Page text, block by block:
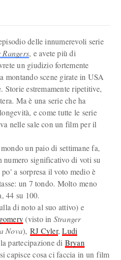
delle innumerevoli serie
Rangers, e avete più di
un giudizio fortemente
montando scene girate in USA
Storie estremamente ripetitive,
Ma è una serie che ha
e come tutte le serie
nelle sale con un film per il
un paio di settimane fa,
numero significativo di voti su
a sorpresa il voto medio è
un 7 tondo. Molto meno
44 su 100.
di noto al suo attivo) e
(visto in Stranger
Nova), RJ Cyler,Ludi
partecipazione di Bryan
capisce cosa ci faccia in un film